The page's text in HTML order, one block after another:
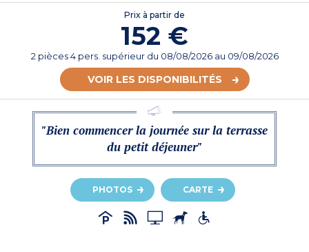
Prix à partir de
152 €
2 pièces 4 pers. supérieur du 08/08/2026au 09/08/2026
VOIR LES DISPONIBILITÉS
"Bien commencer la journée sur la terrasse
du petit déjeuner"
PHOTOS CARTE